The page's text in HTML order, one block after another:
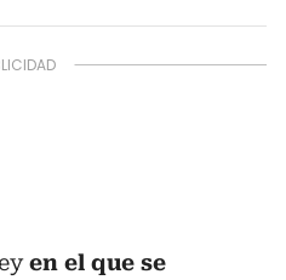
en el que se